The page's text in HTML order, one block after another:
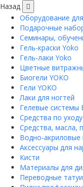
Назад
Оборудование
Подарочные
Семинары,
Гель-краски Yoko
Гель-лаки Yoko
Цветные
Биогели YOKO
Гели YOKO
Лаки для ногтей
Гелевые системы
Средства по
Средства, масла,
Водно-акриловые
Аксессуары для
Кисти
Материалы для
Переводные